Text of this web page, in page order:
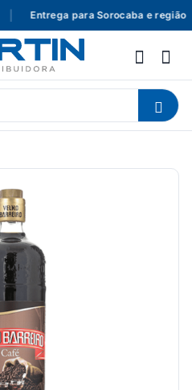
Entrega para Sorocaba e região